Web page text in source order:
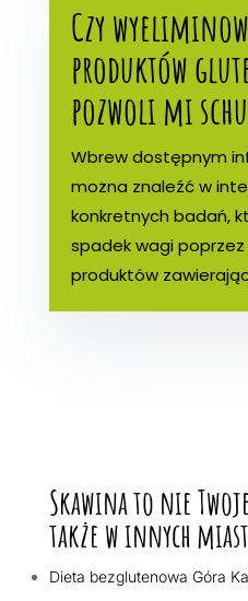
Czy
produktów
pozwoli mi
Wbrew dostępnym
można znaleźć w
konkretnych badań,
spadek wagi
produktów
Skawina to nie
także w innych
Dieta bezglutenowa Góra